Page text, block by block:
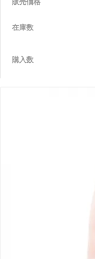
在庫数
購入数